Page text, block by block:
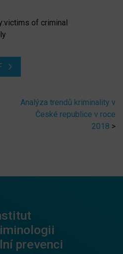
of criminal
Analýza trendů kriminality v
České republice v roce
2018 >
prevenci